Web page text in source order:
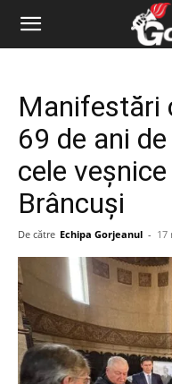
Manifestări
69 de ani
cele
Brâncuși
De către Echipa Gorjeanul - 17